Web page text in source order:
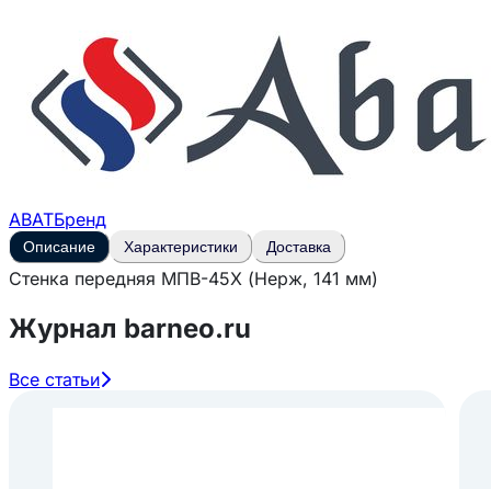
ABATБренд
Описание Характеристики Доставка
Стенка передняя МПВ-45Х (Нерж, 141 мм)
Журнал barneo.ru
Все статьи